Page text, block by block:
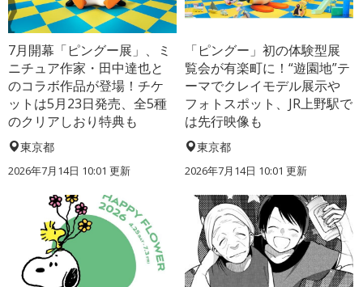
7月開幕「ピングー展」、ミ
ニチュア作家・田中達也と
のコラボ作品が登場！チケ
ットは5月23日発売、全5種
のクリアしおり特典も
東京都
2026年7月14日 10:01 更新
「ピングー」初の体験型展
覧会が有楽町に！“遊園地”テ
ーマでクレイモデル展示や
フォトスポット、JR上野駅で
は先行映像も
東京都
2026年7月14日 10:01 更新